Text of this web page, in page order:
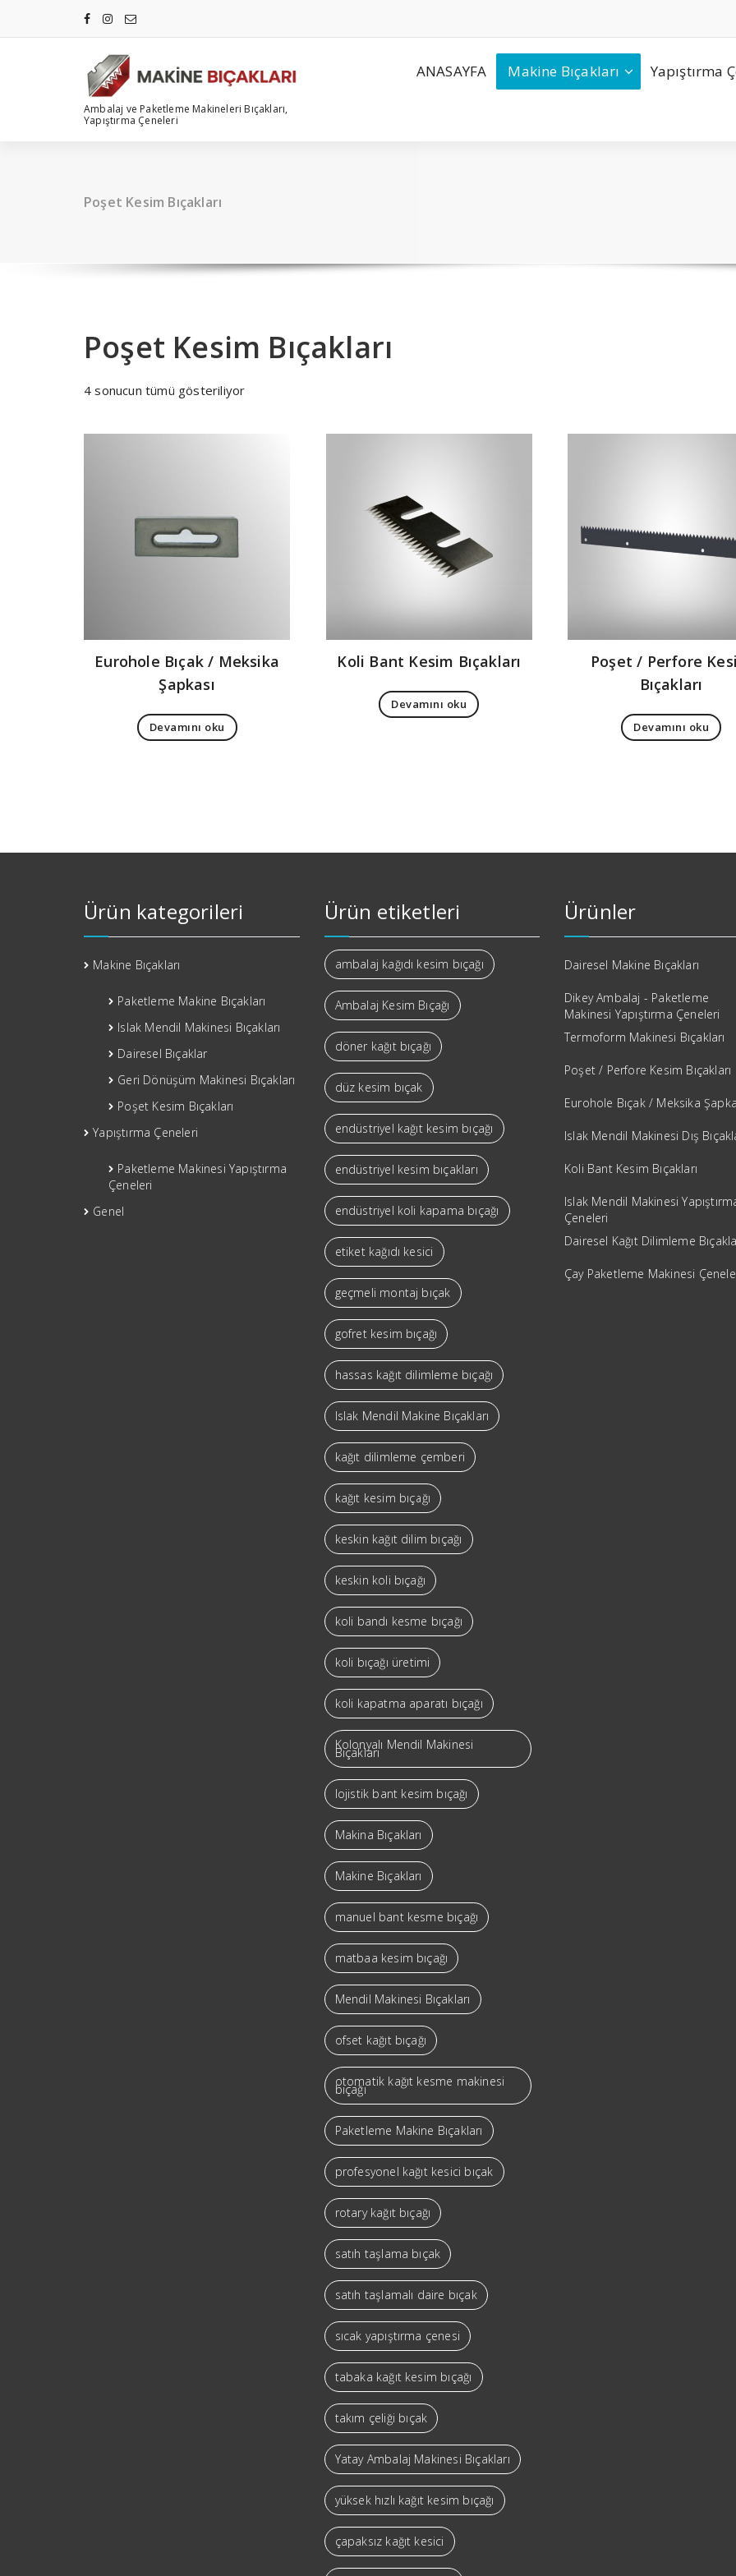
Ambalaj ve Paketleme Makineleri Bıçakları,
Yapıştırma Çeneleri
ANASAYFA Makine Bıçakları Yapıştırma
Poşet Kesim Bıçakları
Poşet Kesim Bıçakları
4 sonucun tümü gösteriliyor
Eurohole Bıçak / Meksika
Şapkası
Devamını oku
Koli Bant Kesim Bıçakları
Devamını oku
Poşet / Perfore
Bıçakları
Devamını oku
Ürün kategorileri
Makine Bıçakları
Paketleme Makine Bıçakları
Islak Mendil Makinesi Bıçakları
Dairesel Bıçaklar
Geri Dönüşüm Makinesi Bıçakları
Poşet Kesim Bıçakları
Yapıştırma Çeneleri
Paketleme Makinesi Yapıştırma
Çeneleri
Genel
Ürün etiketleri
ambalaj kağıdı kesim bıçağı
Ambalaj Kesim Bıçağı
döner kağıt bıçağı
düz kesim bıçak
endüstriyel kağıt kesim bıçağı
endüstriyel kesim bıçakları
endüstriyel koli kapama bıçağı
etiket kağıdı kesici
geçmeli montaj bıçak
gofret kesim bıçağı
hassas kağıt dilimleme bıçağı
Islak Mendil Makine Bıçakları
kağıt dilimleme çemberi
kağıt kesim bıçağı
keskin kağıt dilim bıçağı
keskin koli bıçağı
koli bandı kesme bıçağı
koli bıçağı üretimi
koli kapatma aparatı bıçağı
Kolonyalı Mendil Makinesi
Bıçakları
lojistik bant kesim bıçağı
Makina Bıçakları
Makine Bıçakları
manuel bant kesme bıçağı
matbaa kesim bıçağı
Mendil Makinesi Bıçakları
ofset kağıt bıçağı
otomatik kağıt kesme makinesi
bıçağı
Paketleme Makine Bıçakları
profesyonel kağıt kesici bıçak
rotary kağıt bıçağı
satıh taşlama bıçak
satıh taşlamalı daire bıçak
sıcak yapıştırma çenesi
tabaka kağıt kesim bıçağı
takım çeliği bıçak
Yatay Ambalaj Makinesi Bıçakları
yüksek hızlı kağıt kesim bıçağı
çapaksız kağıt kesici
Ürünler
Dairesel Makine Bıçakları
Dikey Ambalaj - Paketleme
Makinesi Yapıştırma Çeneleri
Termoform Makinesi Bıçakları
Poşet / Perfore Kesim Bıçakları
Eurohole Bıçak / Meksika
Islak Mendil Makinesi Dış
Koli Bant Kesim Bıçakları
Islak Mendil Makinesi
Çeneleri
Dairesel Kağıt Dilimleme
Çay Paketleme Makinesi